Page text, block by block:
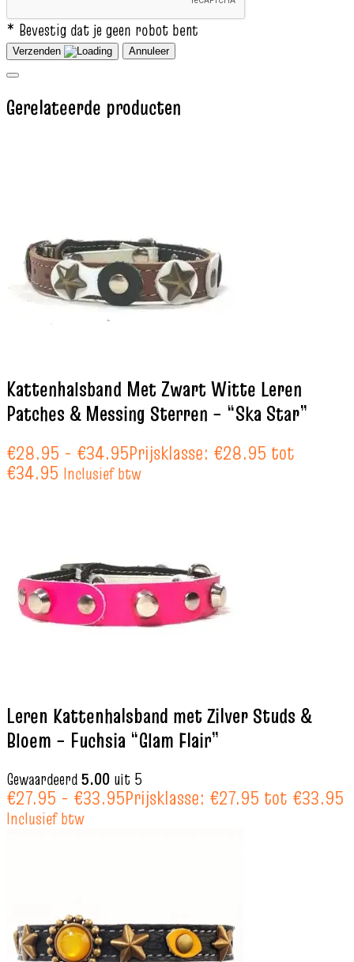
* Bevestig dat je geen robot bent
Verzenden Annuleer
Gerelateerde producten
Kattenhalsband Met Zwart Witte Leren
Patches & Messing Sterren – “Ska Star”
€28.95 - €34.95Prijsklasse: €28.95 tot
€34.95 Inclusief btw
Leren Kattenhalsband met Zilver Studs &
Bloem – Fuchsia “Glam Flair”
Gewaardeerd5.00 uit 5
€27.95 - €33.95Prijsklasse: €27.95 tot €33.95
Inclusief btw